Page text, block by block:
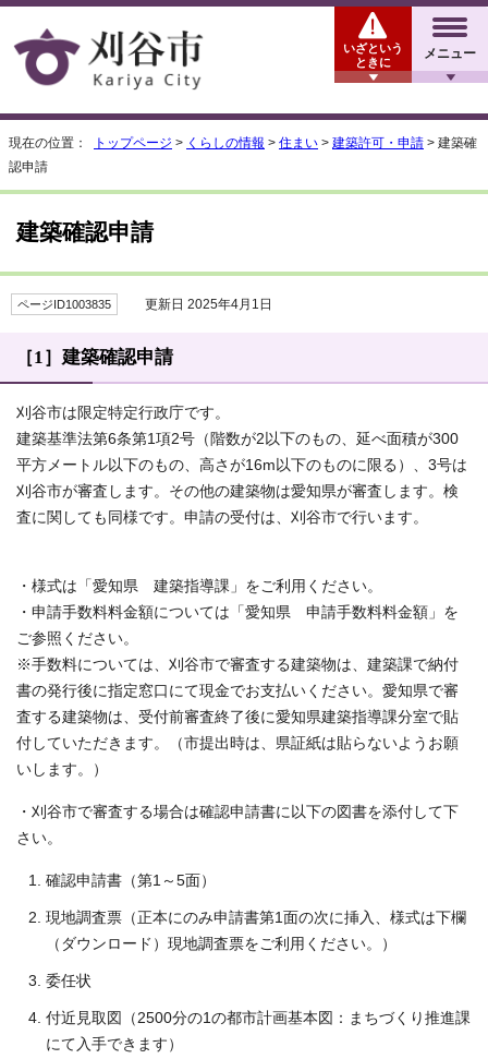
メニュー
いざという
ときに
現在の位置： トップページ > くらしの情報 > 住まい > 建築許可・申請 > 建築確
認申請
建築確認申請
ページID1003835 更新日 2025年4月1日
［1］建築確認申請
刈谷市は限定特定行政庁です。
建築基準法第6条第1項2号（階数が2以下のもの、延べ面積が300
平方メートル以下のもの、高さが16m以下のものに限る）、3号は
刈谷市が審査します。その他の建築物は愛知県が審査します。検
査に関しても同様です。申請の受付は、刈谷市で行います。
・様式は「愛知県 建築指導課」をご利用ください。
・申請手数料料金額については「愛知県 申請手数料料金額」を
ご参照ください。
※手数料については、刈谷市で審査する建築物は、建築課で納付
書の発行後に指定窓口にて現金でお支払いください。愛知県で審
査する建築物は、受付前審査終了後に愛知県建築指導課分室で貼
付していただきます。（市提出時は、県証紙は貼らないようお願
いします。）
・刈谷市で審査する場合は確認申請書に以下の図書を添付して下
さい。
確認申請書（第1～5面）
現地調査票（正本にのみ申請書第1面の次に挿入、様式は下欄
（ダウンロード）現地調査票をご利用ください。）
委任状
付近見取図（2500分の1の都市計画基本図：まちづくり推進課
にて入手できます）